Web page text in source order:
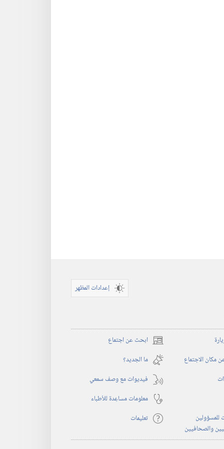
إعدادات المظهر
ابحث عن اجتماع (يفتح
نافذة
جديدة)
مكان الاجتماع
ما الجديد؟‏
فيديوات مع وصف سمعي
معلومات مساعِدة للأطباء
للمسؤولين
والصحافيين
تعليمات